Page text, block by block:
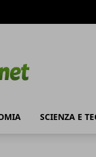
SCIENZA E